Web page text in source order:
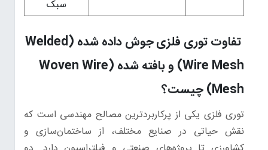
تفاوت توری فلزی جوش داده شده (Welded
Wire Mesh) و بافته شده (Woven Wire
Mesh) چیست؟
توری فلزی یکی از پرکاربردترین مصالح مهندسی است که
نقش حیاتی در صنایع مختلف، از ساختمان‌سازی و